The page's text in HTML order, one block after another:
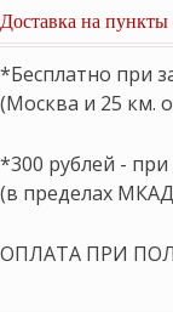
Доставка на
*Бесплатно при
(Москва и 25 км.
*300 рублей - при
(в пределах
ОПЛАТА ПРИ